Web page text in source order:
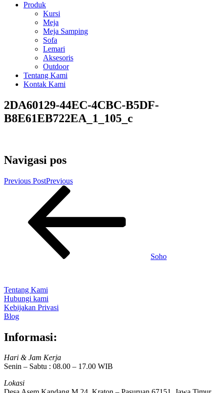
Produk
Kursi
Meja
Meja Samping
Sofa
Lemari
Aksesoris
Outdoor
Tentang Kami
Kontak Kami
2DA60129-44EC-4CBC-B5DF-
B8E61EB722EA_1_105_c
Navigasi pos
Previous PostPrevious
Soho
Tentang Kami
Hubungi kami
Kebijakan Privasi
Blog
Informasi:
Hari & Jam Kerja
Senin – Sabtu : 08.00 – 17.00 WIB
Lokasi